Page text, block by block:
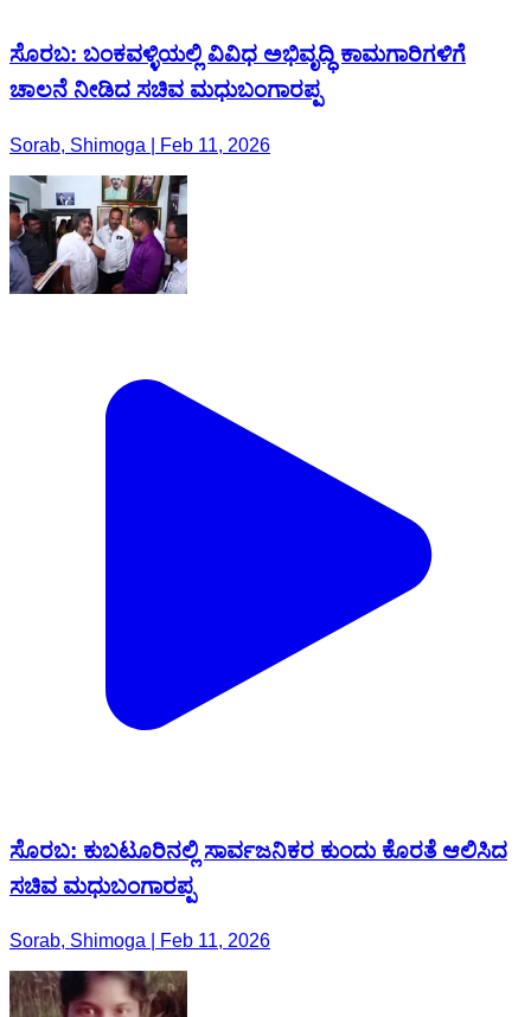
ಸೊರಬ: ಬಂಕವಳ್ಳಿಯಲ್ಲಿ ವಿವಿಧ ಅಭಿವೃದ್ಧಿ ಕಾಮಗಾರಿಗಳಿಗೆ
ಚಾಲನೆ ನೀಡಿದ ಸಚಿವ ಮಧುಬಂಗಾರಪ್ಪ
Sorab, Shimoga | Feb 11, 2026
ಸೊರಬ: ಕುಬಟೂರಿನಲ್ಲಿ ಸಾರ್ವಜನಿಕರ ಕುಂದು ಕೊರತೆ ಆಲಿಸಿದ
ಸಚಿವ ಮಧುಬಂಗಾರಪ್ಪ
Sorab, Shimoga | Feb 11, 2026